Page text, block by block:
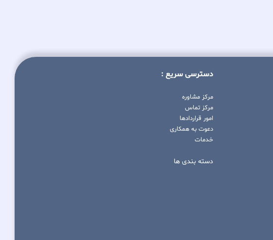
دسترسی سریع :
مرکز مشاوره
مرکز تماس
امور قراردادها
دعوت به همکاری
خدمات
دسته بندی ها